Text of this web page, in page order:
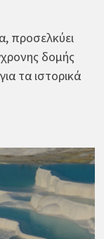
προσελκύει
δομής
τα ιστορικά